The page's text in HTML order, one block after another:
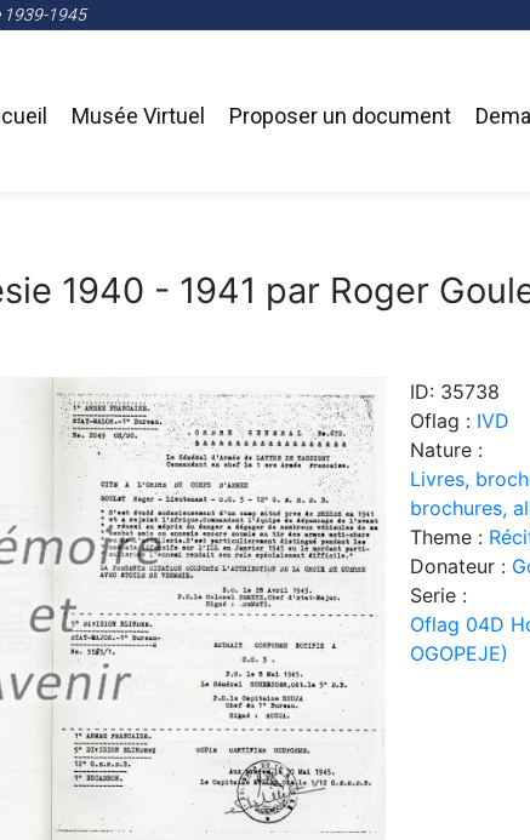
1945
Musée Virtuel Proposer un document
1940 - 1941 par Roger
ID: 35738
Oflag : IVD
Nature :
Livres,
brochures,
Theme :
Donateur :
Serie :
Oflag 04D
OGOPEJE)